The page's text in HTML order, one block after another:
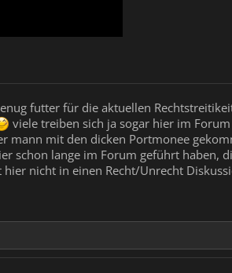
futter für die aktuellen
viele treiben sich ja sogar hier im
mann mit den dicken Portmonee
schon lange im Forum geführt haben,
nicht in einen Recht/Unrecht